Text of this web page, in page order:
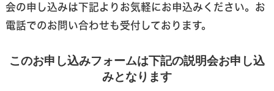
会の申し込みは下記よりお気軽にお申込みください。お
電話でのお問い合わせも受付しております。
このお申し込みフォームは下記の説明会お申し込
みとなります